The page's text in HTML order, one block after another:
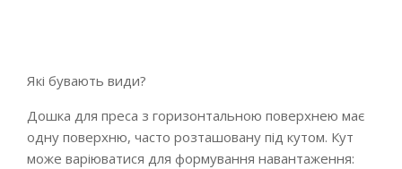
Які бувають види?
Дошка для преса з горизонтальною поверхнею має
одну поверхню, часто розташовану під кутом. Кут
може варіюватися для формування навантаження: